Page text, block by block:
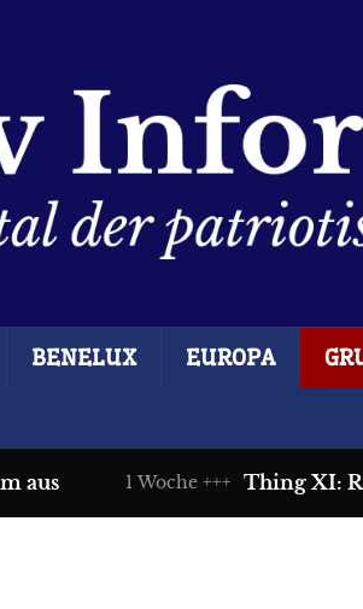
BENELUX EUROPA
1 Woche +++ Thing XI: Rechte